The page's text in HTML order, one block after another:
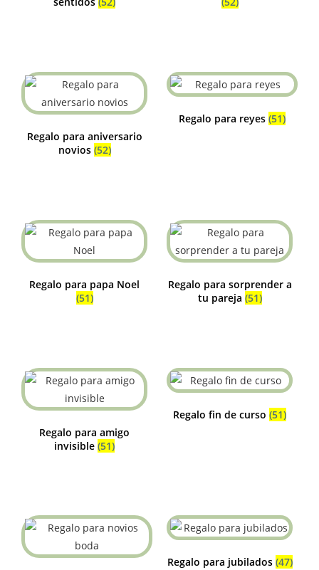
Regalo para aniversario
novios (52)
Regalo para reyes (51)
Regalo para papa Noel
(51)
Regalo para sorprender a
tu pareja (51)
Regalo para amigo
invisible (51)
Regalo fin de curso (51)
Regalo para jubilados (47)